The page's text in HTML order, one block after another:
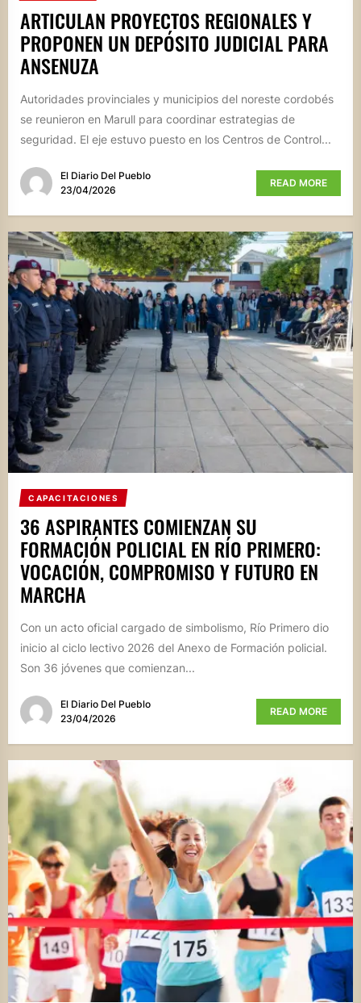
ARTICULAN PROYECTOS REGIONALES Y
PROPONEN UN DEPÓSITO JUDICIAL PARA
ANSENUZA
Autoridades provinciales y municipios del noreste cordobés
se reunieron en Marull para coordinar estrategias de
seguridad. El eje estuvo puesto en los Centros de Control...
El Diario Del Pueblo
23/04/2026
READ MORE
CAPACITACIONES
36 ASPIRANTES COMIENZAN SU
FORMACIÓN POLICIAL EN RÍO PRIMERO:
VOCACIÓN, COMPROMISO Y FUTURO EN
MARCHA
Con un acto oficial cargado de simbolismo, Río Primero dio
inicio al ciclo lectivo 2026 del Anexo de Formación policial.
Son 36 jóvenes que comienzan...
El Diario Del Pueblo
23/04/2026
READ MORE